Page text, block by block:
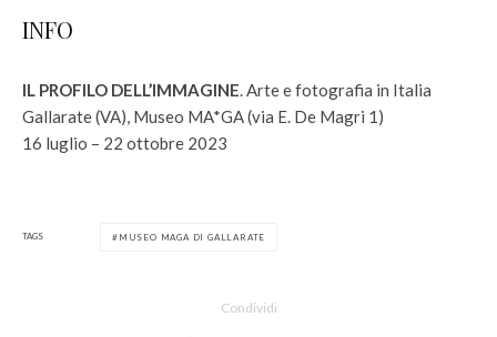
INFO
IL PROFILO DELL’IMMAGINE . Arte e fotografia in Italia
Gallarate (VA), Museo MA*GA (via E. De Magri 1)
16 luglio – 22 ottobre 2023
TAGS MUSEO MAGA DI GALLARATE
Condividi